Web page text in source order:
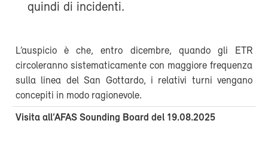
quindi di incidenti.
L’auspicio è che, entro dicembre, quando gli ETR
circoleranno sistematicamente con maggiore frequenza
sulla linea del San Gottardo, i relativi turni vengano
concepiti in modo ragionevole.
Visita all’AFAS Sounding Board del 19.08.2025